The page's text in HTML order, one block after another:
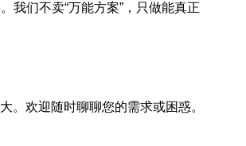
我们不卖“万能方案”，只做能真正
。欢迎随时聊聊您的需求或困惑。